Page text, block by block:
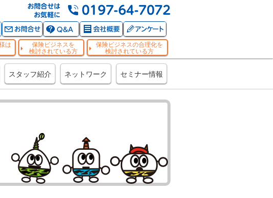
は
保険ビジネスを
検討されている方
保険ビジネスの合理化を
検討されている方
スタッフ紹介 ネットワーク セミナー情報